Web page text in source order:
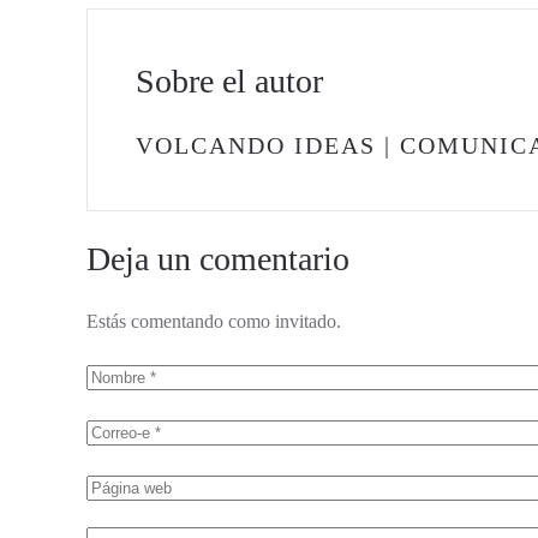
Sobre el autor
VOLCANDO IDEAS |
Deja un comentario
Estás comentando como invitado.